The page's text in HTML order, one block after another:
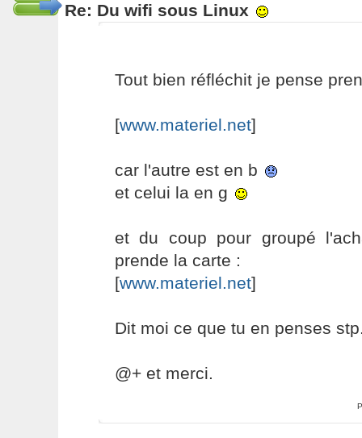
Re: Du wifi sous Linux
Tout bien réfléchit je pense
[www.materiel.net]
car l'autre est en b
et celui la en g
et du coup pour groupé
prende la carte :
[www.materiel.net]
Dit moi ce que tu en penses
@+ et merci.